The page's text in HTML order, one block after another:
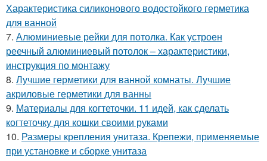
Характеристика силиконового водостойкого герметика
для ванной
7. Алюминиевые рейки для потолка. Как устроен
реечный алюминиевый потолок – характеристики,
инструкция по монтажу
8. Лучшие герметики для ванной комнаты. Лучшие
акриловые герметики для ванны
9. Материалы для когтеточки. 11 идей, как сделать
когтеточку для кошки своими руками
10. Размеры крепления унитаза. Крепежи, применяемые
при установке и сборке унитаза